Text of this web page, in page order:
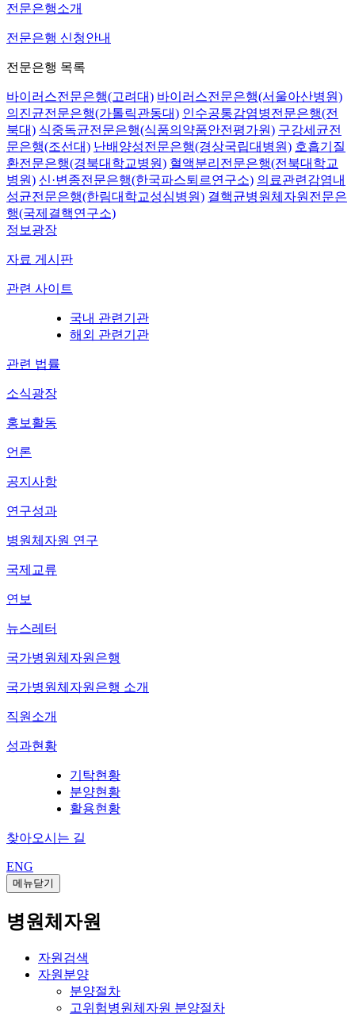
전문은행소개
전문은행 신청안내
전문은행 목록
바이러스전문은행(고려대) 바이러스전문은행(서울아산병원)
의진균전문은행(가톨릭관동대) 인수공통감염병전문은행(전
북대) 식중독균전문은행(식품의약품안전평가원) 구강세균전
문은행(조선대) 난배양성전문은행(경상국립대병원) 호흡기질
환전문은행(경북대학교병원) 혈액분리전문은행(전북대학교
병원) 신·변종전문은행(한국파스퇴르연구소) 의료관련감염내
성균전문은행(한림대학교성심병원) 결핵균병원체자원전문은
행(국제결핵연구소)
정보광장
자료 게시판
관련 사이트
국내 관련기관
해외 관련기관
관련 법률
소식광장
홍보활동
언론
공지사항
연구성과
병원체자원 연구
국제교류
연보
뉴스레터
국가병원체자원은행
국가병원체자원은행 소개
직원소개
성과현황
기탁현황
분양현황
활용현황
찾아오시는 길
ENG
메뉴닫기
병원체자원
자원검색
자원분양
분양절차
고위험병원체자원 분양절차